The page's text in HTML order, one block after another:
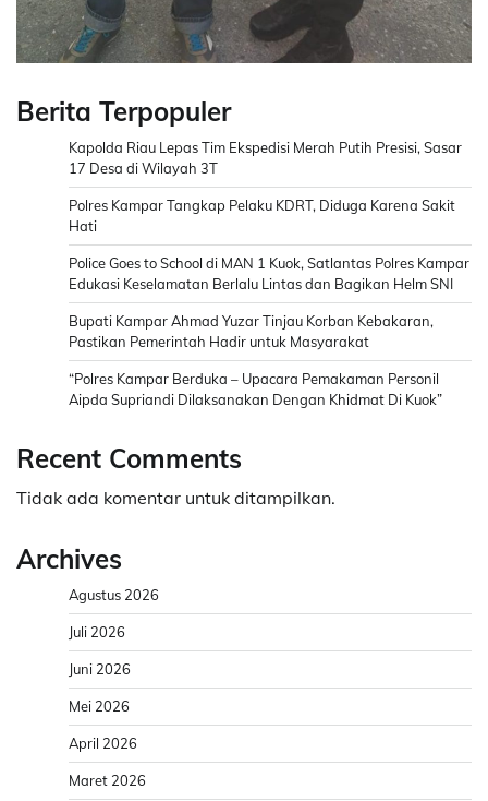
Berita Terpopuler
Kapolda Riau Lepas Tim Ekspedisi Merah Putih Presisi, Sasar
17 Desa di Wilayah 3T
Polres Kampar Tangkap Pelaku KDRT, Diduga Karena Sakit
Hati
Police Goes to School di MAN 1 Kuok, Satlantas Polres Kampar
Edukasi Keselamatan Berlalu Lintas dan Bagikan Helm SNI
Bupati Kampar Ahmad Yuzar Tinjau Korban Kebakaran,
Pastikan Pemerintah Hadir untuk Masyarakat
“Polres Kampar Berduka – Upacara Pemakaman Personil
Aipda Supriandi Dilaksanakan Dengan Khidmat Di Kuok”
Recent Comments
Tidak ada komentar untuk ditampilkan.
Archives
Agustus 2026
Juli 2026
Juni 2026
Mei 2026
April 2026
Maret 2026